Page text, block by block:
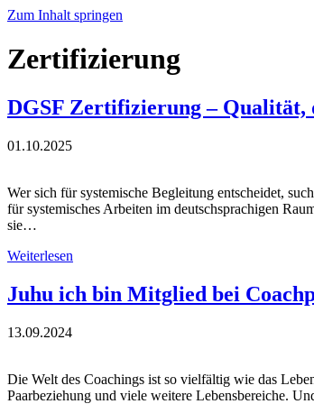
Zum Inhalt springen
Zertifizierung
DGSF Zertifizierung – Qualität,
01.10.2025
Wer sich für systemische Begleitung entscheidet,
für systemisches Arbeiten im deutschsprachigen
sie…
Weiterlesen
Juhu ich bin Mitglied bei
13.09.2024
Die Welt des Coachings ist so vielfältig wie das
Paarbeziehung und viele weitere Lebensbereiche.